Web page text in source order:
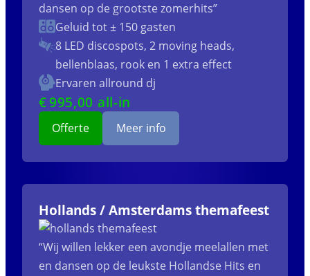
dansen op de grootste zomerhits”
Geluid tot ± 150 gasten
8 LED discospots, 2 moving heads,
bellenblaas, rook en 1 extra effect
Ervaren allround dj
€995,00 all-in
Offerte Meer info
Hollands / Amsterdams themafeest
“Wij willen lekker een avondje meelallen met
en dansen op de leukste Hollandse Hits en